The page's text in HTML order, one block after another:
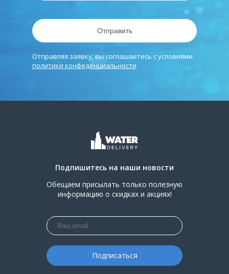
Отправить
Отправляя заявку, вы соглашаетесь с условиями
политики конфеденциальности
Подпишитесь на наши новости
Обещаем присылать только полезную
информацию о скидках и акциях!